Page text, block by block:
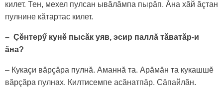
килет. Тен, мехел пулсан ывăлăмпа пырăп. Ăна хăй ăçтан
пулнине кăтартас килет.
– Çӗнтерӳ кунӗ пысăк уяв, эсир паллă тăватăр-и
ăна?
– Кукаçи вăрçăра пулнă. Аманнă та. Арăмăн та кукашшӗ
вăрçăра пулнах. Килтисемпе асăнатпăр. Сăпайлăн.